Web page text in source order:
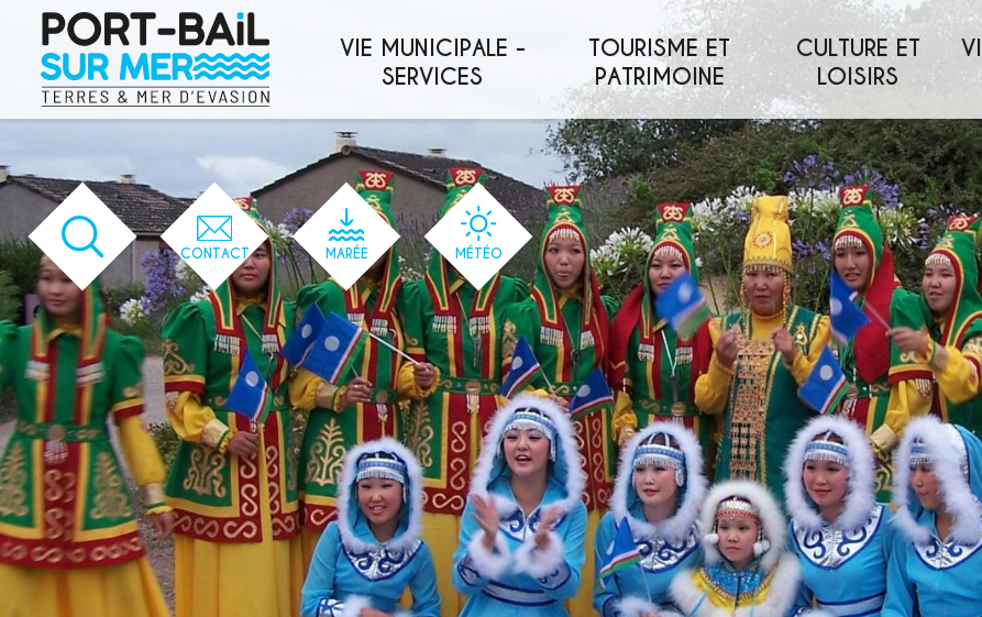
VIE MUNICIPALE -
SERVICES
TOURISME ET
PATRIMOINE
CULTURE ET
LOISIRS
CONTACT MARÉE MÉTÉO
'166' / '1' / '166' / '166' / '166' / '166'